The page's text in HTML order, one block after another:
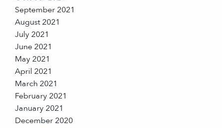
September 2021
August 2021
July 2021
June 2021
May 2021
April 2021
March 2021
February 2021
January 2021
December 2020